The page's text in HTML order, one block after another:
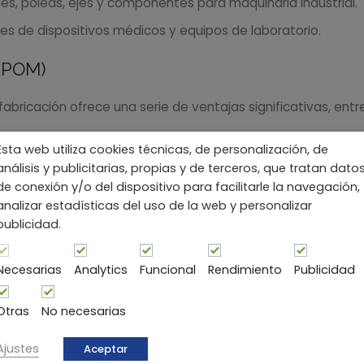
de dispositivos médicos y equipos de laboratorio.
ofrece una serie de ventajas significativas,
por su alta rigidez y resistencia al desgaste, lo que lo
de deslizamiento similar al del nylon, lo que lo
estabilidad dimensional, lo que significa que
y trabajar, lo que permite la fabricación de
web utiliza cookies técnicas, de personalización, de
y publicitarias, propias y de terceros, que tratan
conexión y/o del dispositivo para facilitarle la navegación,
estadísticas del uso de la web y personalizar
Analytics Funcional Rendimiento Publicidad
No necesarias
Aceptar